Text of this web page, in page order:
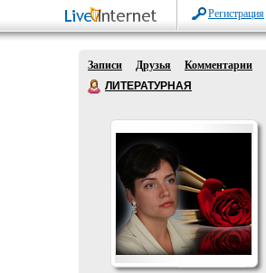
Регистрация
Записи Друзья
Комментарии
ЛИТЕРАТУРНАЯ